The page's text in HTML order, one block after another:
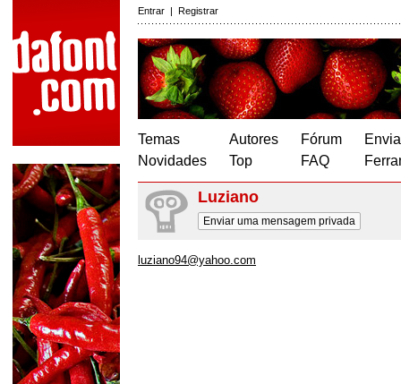
Entrar | Registrar
Temas
Novidades
Autores
Top
Fórum
FAQ
Luziano
Enviar uma mensagem privada
luziano94@yahoo.com